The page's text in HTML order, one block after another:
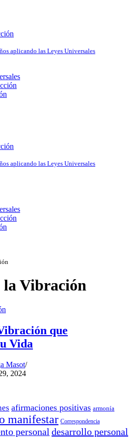
aplicando las Leyes Universales
aplicando las Leyes Universales
la Vibración
que
Vida
Masot
2024
afirmaciones positivas armonía
manifestar Correspondencia
personal desarrollo personal